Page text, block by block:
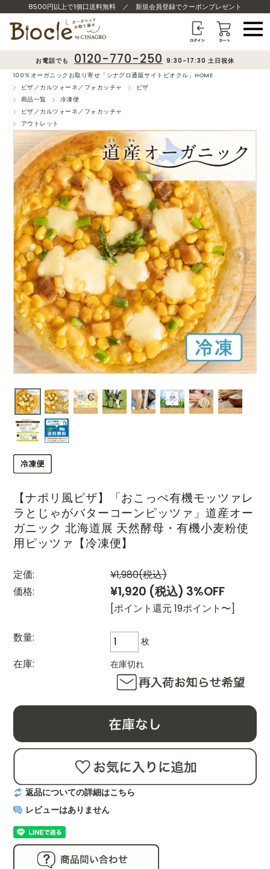
8500円以上で1個口送料無料 ／ 新規会員登録でクーポンプレゼント
お電話でも 0120-770-250 9:30-17:30 土日祝休
100％オーガニックお取り寄せ「シナグロ通販サイトビオクル」HOME
ピザ／カルツォーネ／フォカッチャ
ピザ
商品一覧
冷凍便
ピザ／カルツォーネ／フォカッチャ
アウトレット
❮ ❯
【ナポリ風ピザ】「おこっぺ有機モッツァレ
ラとじゃがバターコーンピッツァ」道産オー
ガニック 北海道展 天然酵母・有機小麦粉使
用ピッツァ【冷凍便】
定価: ¥1,980(税込)
価格:
¥1,920 (税込) 3%OFF
[ポイント還元 19ポイント〜]
数量: 枚
在庫: 在庫切れ
返品についての詳細はこちら
レビューはありません